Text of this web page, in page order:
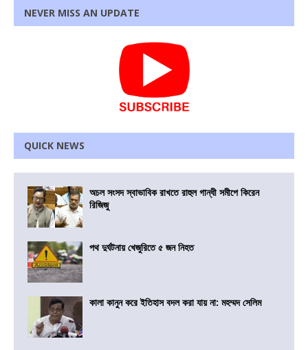
NEVER MISS AN UPDATE
QUICK NEWS
অচল সংসদ স্বাভাবিক রাখতে রাহুল গান্ধী সমীপে কিরেন
রিজিজু
পথ দুর্ঘটনায় খেজুরিতে ৫ জন নিহত
কালা কানুন করে ইতিহাস বদল করা যায় না: মহম্মদ সেলিম